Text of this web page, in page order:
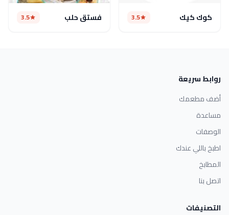
كوك كيك 3.5 فستق حلب 3.5
روابط سريعة
أضف مطعمك
مساعدة
الوصفات
اطبخ باللي عندك
المطابخ
اتصل بنا
التصنيفات